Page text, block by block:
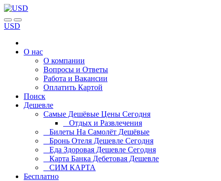
USD
О нас
О компании
Вопросы и Ответы
Работа и Вакансии
Оплатить Картой
Поиск
Дешевле
Самые Дешёвые Цены Сегодня
Отдых и Развлечения
Билеты На Самолёт Дешёвые
Бронь Отеля Дешевле Сегодня
Еда Здоровая Дешевле Сегодня
Карта Банка Дебетовая Дешевле
СИМ КАРТА
Бесплатно